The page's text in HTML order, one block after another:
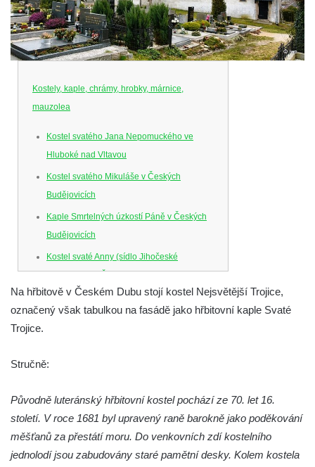
Kostely, kaple, chrámy, hrobky, márnice,
mauzolea
Kostel svatého Jana Nepomuckého ve
Hluboké nad Vltavou
Kostel svatého Mikuláše v Českých
Budějovicích
Kaple Smrtelných úzkostí Páně v Českých
Budějovicích
Kostel svaté Anny (sídlo Jihočeské
filharmonie) v Českých Budějovicích
Kostel svaté Rodiny v Českých
Budějovicích
Kaple na křižovatce ulic Budějovická a
Dělnická v Kamenném Újezdě
Bývalý kostel svatých Filipa a Jakuba na
náměstí J. V. Kamarýta ve Velešíně
Na hřbitově v Českém Dubu stojí kostel Nejsvětější Trojice,
označený však tabulkou na fasádě jako hřbitovní kaple Svaté
Trojice.
Stručně:
Původně luteránský hřbitovní kostel pochází ze 70. let 16.
století. V roce 1681 byl upravený raně barokně jako poděkování
měšťanů za přestátí moru. Do venkovních zdí kostelního
jednolodí jsou zabudovány staré pamětní desky. Kolem kostela